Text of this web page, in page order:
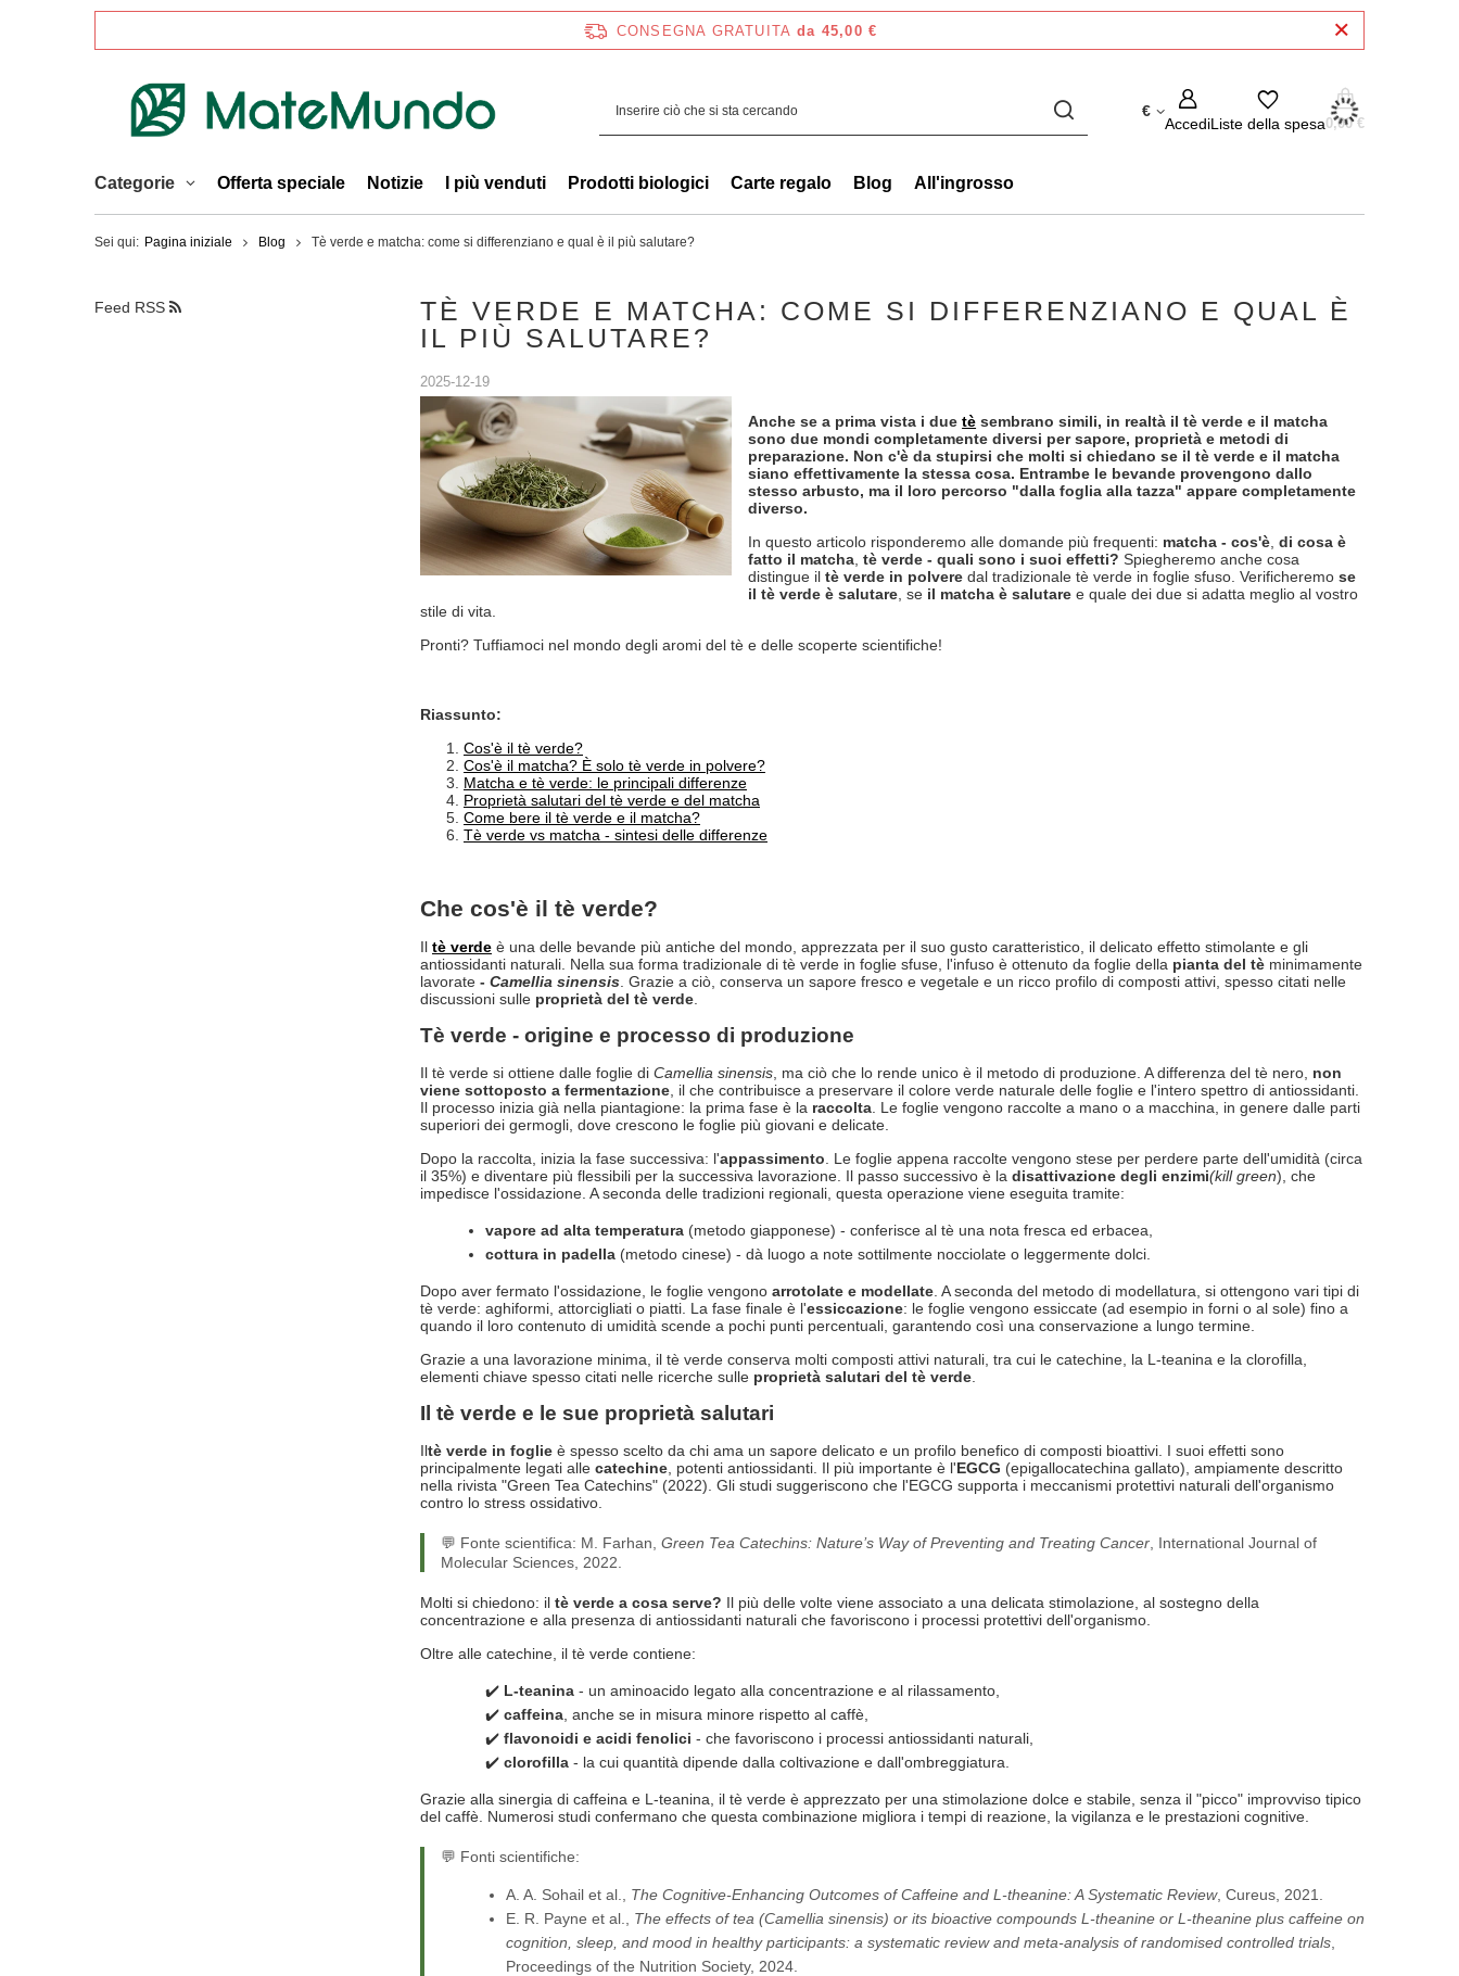
CONSEGNA GRATUITA da 45,00 €
€
AccediListe della spesa0,00 €
Categorie Offerta speciale Notizie I più venduti Prodotti biologici Carte regalo Blog All'ingrosso
Sei qui: Pagina iniziale Blog Tè verde e matcha: come si differenziano e qual è il più salutare?
Feed RSS
TÈ VERDE E MATCHA: COME SI DIFFERENZIANO E QUAL È
IL PIÙ SALUTARE?
2025-12-19
Anche se a prima vista i duetè sembrano simili, in realtà il tè verde e il matcha
sono due mondi completamente diversi per sapore, proprietà e metodi di
preparazione. Non c'è da stupirsi che molti si chiedano se il tè verde e il matcha
siano effettivamente la stessa cosa. Entrambe le bevande provengono dallo
stesso arbusto, ma il loro percorso "dalla foglia alla tazza" appare completamente
diverso.
In questo articolo risponderemo alle domande più frequenti: matcha - cos'è ,di cosa è
fatto il matcha ,tè verde - quali sono i suoi effetti? Spiegheremo anche cosa
distingue iltè verde in polvere dal tradizionale tè verde in foglie sfuso. Verificheremose
il tè verde è salutare , se il matcha è salutare e quale dei due si adatta meglio al vostro
stile di vita.
Pronti? Tuffiamoci nel mondo degli aromi del tè e delle scoperte scientifiche!
Riassunto:
Cos'è il tè verde?
Cos'è il matcha? È solo tè verde in polvere?
Matcha e tè verde: le principali differenze
Proprietà salutari del tè verde e del matcha
Come bere il tè verde e il matcha?
Tè verde vs matcha - sintesi delle differenze
Che cos'è il tè verde?
Il tè verde è una delle bevande più antiche del mondo, apprezzata per il suo gusto caratteristico, il delicato effetto stimolante e gli
antiossidanti naturali. Nella sua forma tradizionale di tè verde in foglie sfuse, l'infuso è ottenuto da foglie della pianta del tè minimamente
lavorate - Camellia sinensis . Grazie a ciò, conserva un sapore fresco e vegetale e un ricco profilo di composti attivi, spesso citati nelle
discussioni sulle proprietà del tè verde
Tè verde - origine e processo di produzione
Il tè verde si ottiene dalle foglie di Camellia sinensis , ma ciò che lo rende unico è il metodo di produzione. A differenza del tè nero, non
viene sottoposto a fermentazione , il che contribuisce a preservare il colore verde naturale delle foglie e l'intero spettro di antiossidanti.
Il processo inizia già nella piantagione: la prima fase è la raccolta . Le foglie vengono raccolte a mano o a macchina, in genere dalle parti
superiori dei germogli, dove crescono le foglie più giovani e delicate.
Dopo la raccolta, inizia la fase successiva: l'appassimento . Le foglie appena raccolte vengono stese per perdere parte dell'umidità (circa
il 35%) e diventare più flessibili per la successiva lavorazione. Il passo successivo è la disattivazione degli enzimi(kill green), che
impedisce l'ossidazione. A seconda delle tradizioni regionali, questa operazione viene eseguita tramite:
vapore ad alta temperatura (metodo giapponese) - conferisce al tè una nota fresca ed erbacea,
cottura in padella (metodo cinese) - dà luogo a note sottilmente nocciolate o leggermente dolci.
Dopo aver fermato l'ossidazione, le foglie vengono arrotolate e modellate . A seconda del metodo di modellatura, si ottengono vari tipi di
tè verde: aghiformi, attorcigliati o piatti. La fase finale è l'essiccazione: le foglie vengono essiccate (ad esempio in forni o al sole) fino a
quando il loro contenuto di umidità scende a pochi punti percentuali, garantendo così una conservazione a lungo termine.
Grazie a una lavorazione minima, il tè verde conserva molti composti attivi naturali, tra cui le catechine, la L-teanina e la clorofilla,
elementi chiave spesso citati nelle ricerche sulle proprietà salutari del tè verde
Il tè verde e le sue proprietà salutari
Iltè verde in foglie è spesso scelto da chi ama un sapore delicato e un profilo benefico di composti bioattivi. I suoi effetti sono
principalmente legati alle catechine , potenti antiossidanti. Il più importante è l'EGCG (epigallocatechina gallato), ampiamente descritto
nella rivista "Green Tea Catechins" (2022). Gli studi suggeriscono che l'EGCG supporta i meccanismi protettivi naturali dell'organismo
contro lo stress ossidativo.
💬 Fonte scientifica: M. Farhan, Green Tea Catechins: Nature’s Way of Preventing and Treating Cancer , International Journal of
Molecular Sciences, 2022.
Molti si chiedono: il tè verde a cosa serve? Il più delle volte viene associato a una delicata stimolazione, al sostegno della
concentrazione e alla presenza di antiossidanti naturali che favoriscono i processi protettivi dell'organismo.
Oltre alle catechine, il tè verde contiene:
✔️ L-teanina - un aminoacido legato alla concentrazione e al rilassamento,
✔️ caffeina , anche se in misura minore rispetto al caffè,
✔️ flavonoidi e acidi fenolici - che favoriscono i processi antiossidanti naturali,
✔️ clorofilla - la cui quantità dipende dalla coltivazione e dall'ombreggiatura.
Grazie alla sinergia di caffeina e L-teanina, il tè verde è apprezzato per una stimolazione dolce e stabile, senza il "picco" improvviso tipico
del caffè. Numerosi studi confermano che questa combinazione migliora i tempi di reazione, la vigilanza e le prestazioni cognitive.
💬 Fonti scientifiche:
A. A. Sohail et al., The Cognitive-Enhancing Outcomes of Caffeine and L-theanine: A Systematic Review, Cureus, 2021.
E. R. Payne et al., The effects of tea (Camellia sinensis) or its bioactive compounds L-theanine or L-theanine plus caffeine on
cognition, sleep, and mood in healthy participants: a systematic review and meta-analysis of randomised controlled trials
Proceedings of the Nutrition Society, 2024.